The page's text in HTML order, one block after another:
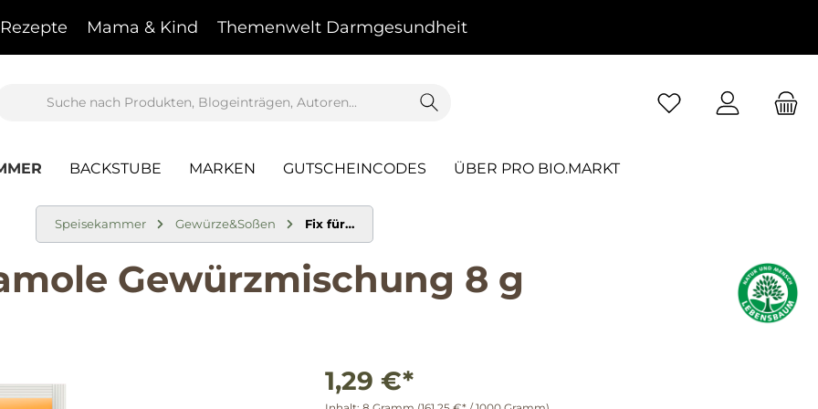
Rezepte Mama & Kind Themenwelt Darmgesundheit
BACKSTUBE MARKEN GUTSCHEINCODES ÜBER PRO BIO.MARKT
Speisekammer Gewürze&Soßen Fix für…
Gewürzmischung 8 g
1,29 €*